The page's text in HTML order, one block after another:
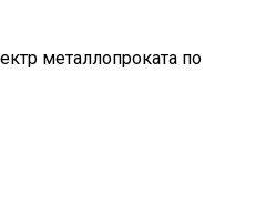
металлопроката по